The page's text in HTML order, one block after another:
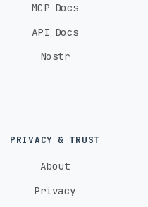
MCP Docs
API Docs
Nostr
PRIVACY & TRUST
About
Privacy